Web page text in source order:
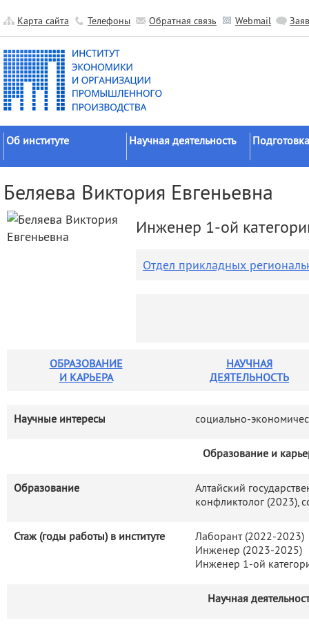
Карта сайта Телефоны Обратная связь Webmail
Об институте
Официальные документы
История
Руководство
Научная деятельность
исследований
Прикладные разработки
Научные школы
Целевое
Беляева Виктория Евгеньевна
Инженер 1-ой
Отдел прикладных
ОБРАЗОВАНИЕ
И КАРЬЕРА
НАУЧНАЯ
ДЕЯТЕЛЬНОСТЬ
Научные интересы социально-
Образование и
Образование
Алтайский
конфликтолог (2023),
Стаж (годы работы) в институте
Лаборант (2022-2023)
Инженер (2023-2025)
Инженер 1-ой
Научная